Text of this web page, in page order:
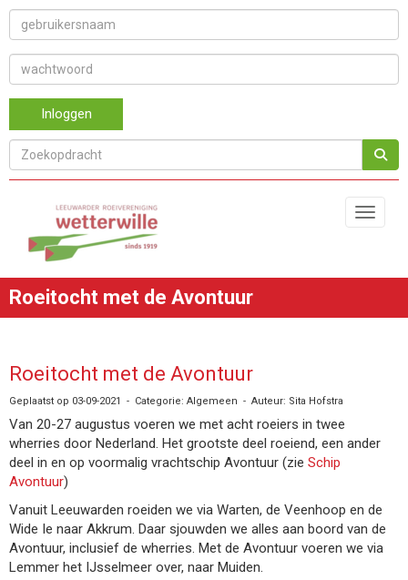
Inloggen
Roeitocht met de Avontuur
Roeitocht met de Avontuur
Geplaatst op 03-09-2021 - Categorie: Algemeen - Auteur: Sita Hofstra
Van 20-27 augustus voeren we met acht roeiers in twee
wherries door Nederland. Het grootste deel roeiend, een ander
deel in en op voormalig vrachtschip Avontuur (zie Schip
Avontuur)
Vanuit Leeuwarden roeiden we via Warten, de Veenhoop en de
Wide Ie naar Akkrum. Daar sjouwden we alles aan boord van de
Avontuur, inclusief de wherries. Met de Avontuur voeren we via
Lemmer het IJsselmeer over, naar Muiden.